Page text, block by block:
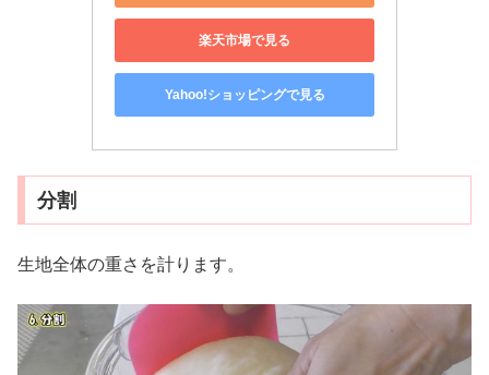
楽天市場で見る
Yahoo!ショッピングで見る
分割
生地全体の重さを計ります。